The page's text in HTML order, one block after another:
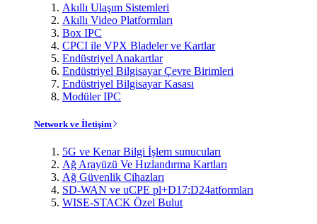
Akıllı Ulaşım Sistemleri
Akıllı Video Platformları
Box IPC
CPCI ile VPX Bladeler ve Kartlar
Endüstriyel Anakartlar
Endüstriyel Bilgisayar Çevre Birimleri
Endüstriyel Bilgisayar Kasası
Modüler IPC
Network ve İletişim
5G ve Kenar Bilgi İşlem sunucuları
Ağ Arayüzü Ve Hızlandırma Kartları
Ağ Güvenlik Cihazları
SD-WAN ve uCPE pl+D17:D24atformları
WISE-STACK Özel Bulut